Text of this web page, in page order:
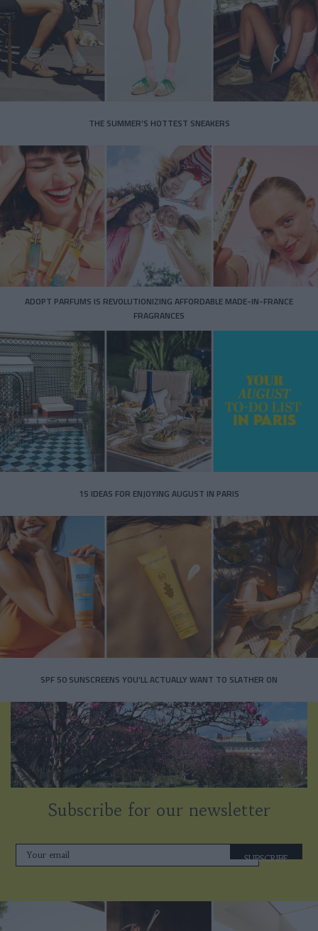
THE SUMMER’S HOTTEST SNEAKERS
ADOPT PARFUMS IS REVOLUTIONIZING AFFORDABLE MADE-IN-FRANCE
FRAGRANCES
15 IDEAS FOR ENJOYING AUGUST IN PARIS
SPF 50 SUNSCREENS YOU'LL ACTUALLY WANT TO SLATHER ON
Subscribe for our newsletter
SUBSCRIBE